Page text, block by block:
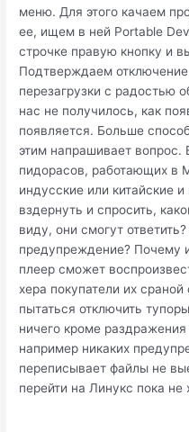
меню. Для этого качаем
ее, ищем в ней Portable
строчке правую кнопку и
Подтверждаем
перезагрузки с радостью
нас не получилось, как
появляется. Больше
этим напрашивает вопрос.
пидорасов, работающих в
индусские или китайские
вздернуть и спросить,
виду, они смогут
предупреждение? Почему
плеер сможет
хера покупатели их
пытаться отключить
ничего кроме
например никаких
переписывает файлы не
перейти на Линукс пока не